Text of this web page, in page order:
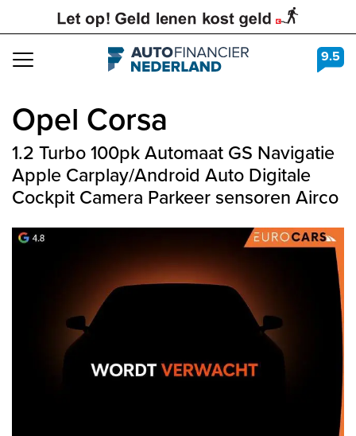
Navigation 9.5
Opel Corsa
1.2 Turbo 100pk Automaat GS Navigatie
Apple Carplay/Android Auto Digitale
Cockpit Camera Parkeer sensoren Airco